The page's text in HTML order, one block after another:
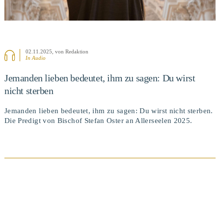
02.11.2025 , von Redaktion
In Audio
Jemanden lieben bedeutet, ihm zu sagen: Du wirst
nicht sterben
Jemanden lieben bedeutet, ihm zu sagen: Du wirst nicht sterben.
Die Predigt von Bischof Stefan Oster an Allerseelen 2025.